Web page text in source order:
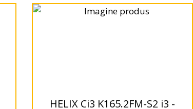
HELIX Ci3 K165.2FM-S2 i3 -